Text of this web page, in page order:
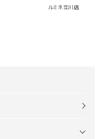
summer2026開催
ルミネ立川店